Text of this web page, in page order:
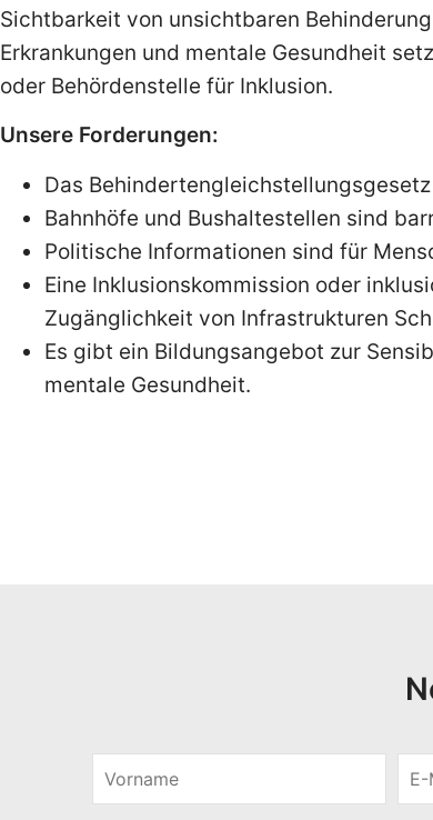
Sichtbarkeit von unsichtbaren
Erkrankungen und mentale Gesundheit
oder Behördenstelle für Inklusion.
Unsere Forderungen:
Das
Bahnhöfe und Bushaltestellen sind
Politische Informationen sind für
Eine Inklusionskommission oder
Zugänglichkeit von Infrastrukturen
Es gibt ein Bildungsangebot zur
mentale Gesundheit.
r
M